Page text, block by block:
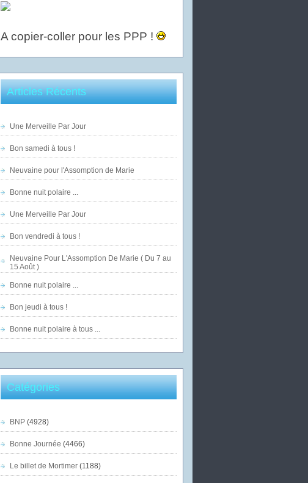
A copier-coller pour les PPP !
Articles Récents
Une Merveille Par Jour
Bon samedi à tous !
Neuvaine pour l'Assomption de Marie
Bonne nuit polaire ...
Une Merveille Par Jour
Bon vendredi à tous !
Neuvaine Pour L'Assomption De Marie ( Du 7 au
15 Août )
Bonne nuit polaire ...
Bon jeudi à tous !
Bonne nuit polaire à tous ...
Catégories
BNP(4928)
Bonne Journée (4466)
Le billet de Mortimer(1188)